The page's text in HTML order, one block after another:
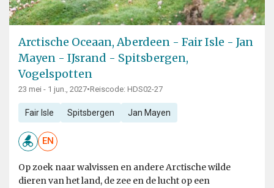
Arctische Oceaan, Aberdeen - Fair Isle - Jan
Mayen - IJsrand - Spitsbergen,
Vogelspotten
23 mei - 1 jun., 2027•Reiscode: HDS02-27
Fair Isle Spitsbergen Jan Mayen
EN
Op zoek naar walvissen en andere Arctische wilde
dieren van het land, de zee en de lucht op een